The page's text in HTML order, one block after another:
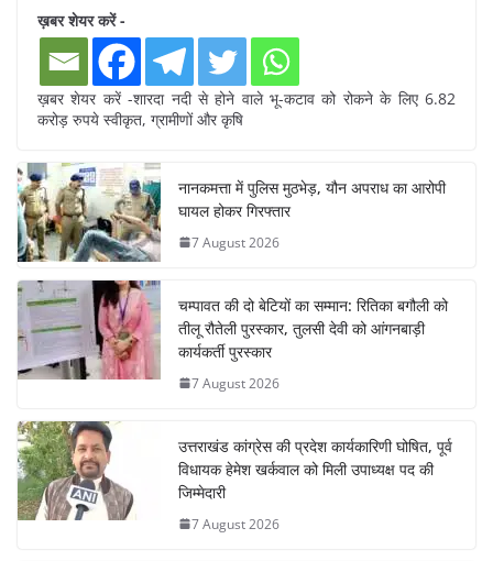
ख़बर शेयर करें -
ख़बर शेयर करें -शारदा नदी से होने वाले भू-कटाव को रोकने के लिए 6.82
करोड़ रुपये स्वीकृत, ग्रामीणों और कृषि
नानकमत्ता में पुलिस मुठभेड़, यौन अपराध का आरोपी
घायल होकर गिरफ्तार
7 August 2026
चम्पावत की दो बेटियों का सम्मान: रितिका बगौली को
तीलू रौतेली पुरस्कार, तुलसी देवी को आंगनबाड़ी
कार्यकर्ती पुरस्कार
7 August 2026
उत्तराखंड कांग्रेस की प्रदेश कार्यकारिणी घोषित, पूर्व
विधायक हेमेश खर्कवाल को मिली उपाध्यक्ष पद की
जिम्मेदारी
7 August 2026